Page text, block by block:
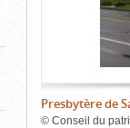
Presbytère de
© Conseil du